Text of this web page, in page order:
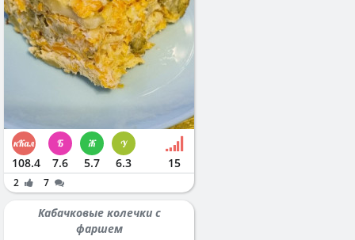
108.4 7.6 5.7 6.3 15
2 7
Кабачковые колечки с
фаршем